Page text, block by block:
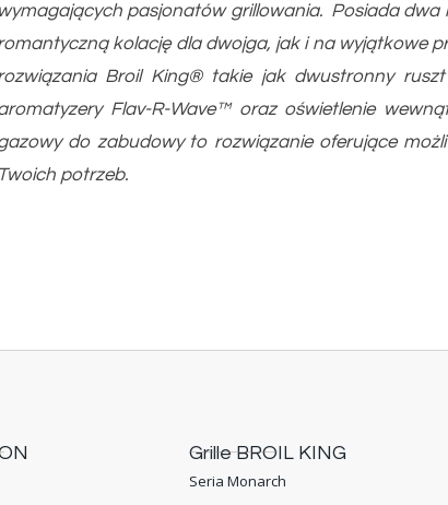
wymagających pasjonatów grillowania. Posiada
kolację dla dwojga, jak i na wyjątkowe
Broil King® takie jak dwustronny
Flav-R-Wave™ oraz oświetlenie
do zabudowy to rozwiązanie oferujące
Twoich potrzeb.
Grille BROIL KING
Seria Monarch